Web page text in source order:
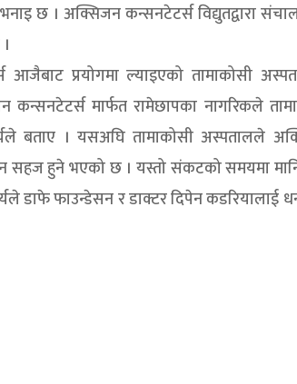
छ । अक्सिजन कन्सनटेटर्स विद्युतद्वारा
आजैबाट प्रयोगमा ल्याइएको तामाकोसी
मार्फत रामेछापका नागरिकले
बताए । यसअघि तामाकोसी अस्पतालले
सहज हुने भएको छ । यस्तो संकटको समयमा
डाफे फाउन्डेसन र डाक्टर दिपेन कडरियालाई